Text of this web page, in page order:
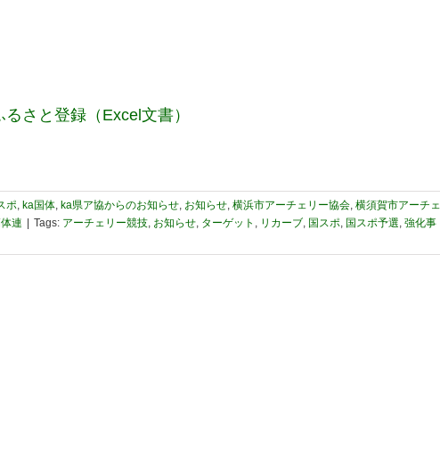
るさと登録（Excel文書）
ポ ka国体 ka県ア協からのお知らせ お知らせ 横浜市アーチェリー協会 横須賀市アーチェ
連 | Tags: アーチェリー競技 お知らせ ターゲット リカーブ 国スポ 国スポ予選 強化事